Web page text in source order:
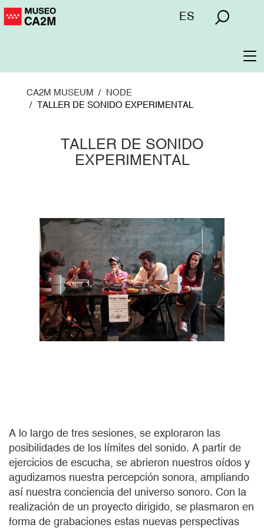
Skip
to
Menú
ES
CA2M MUSEUM
NODE
TALLER DE SONIDO EXPERIMENTAL
TALLER DE SONIDO
EXPERIMENTAL
A lo largo de tres sesiones, se exploraron las
posibilidades de los límites del sonido. A partir de
ejercicios de escucha, se abrieron nuestros oídos y
agudizamos nuestra percepción sonora, ampliando
así nuestra conciencia del universo sonoro. Con la
realización de un proyecto dirigido, se plasmaron en
forma de grabaciones estas nuevas perspectivas